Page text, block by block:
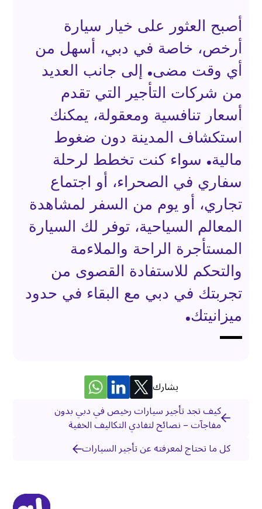
أصبح العثور على خيار سيارة
أرخص، خاصة في دبي، أسهل من
أي وقت مضى. إلى جانب العديد
من شركات التأجير التي تقدم
أسعار تنافسية ومعقولة، يمكنك
استكشاف المدينة دون ضغوط
مالية. سواء كنت تخطط لرحلة
سفاري في الصحراء، أو اجتماع
تجاري، أو يوم من السفر لمشاهدة
المعالم السياحية، توفر لك السيارة
المستأجرة الراحة والملاءمة
والتحكم للاستفادة القصوى من
تجربتك في دبي مع البقاء في حدود
ميزانيتك.
يشارك
كيف تجد تأجير سيارات رخيص في دبي بدون
مفاجآت – نصائح لتفادي التكاليف الخفية
كل ما تحتاج لمعرفته عن تأجير السيارات